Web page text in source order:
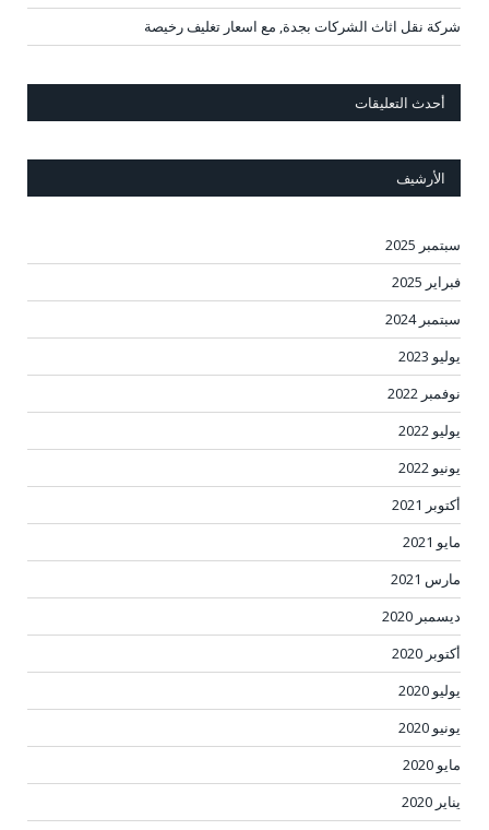
شركة نقل اثاث الشركات بجدة, مع اسعار تغليف رخيصة
أحدث التعليقات
الأرشيف
سبتمبر 2025
فبراير 2025
سبتمبر 2024
يوليو 2023
نوفمبر 2022
يوليو 2022
يونيو 2022
أكتوبر 2021
مايو 2021
مارس 2021
ديسمبر 2020
أكتوبر 2020
يوليو 2020
يونيو 2020
مايو 2020
يناير 2020